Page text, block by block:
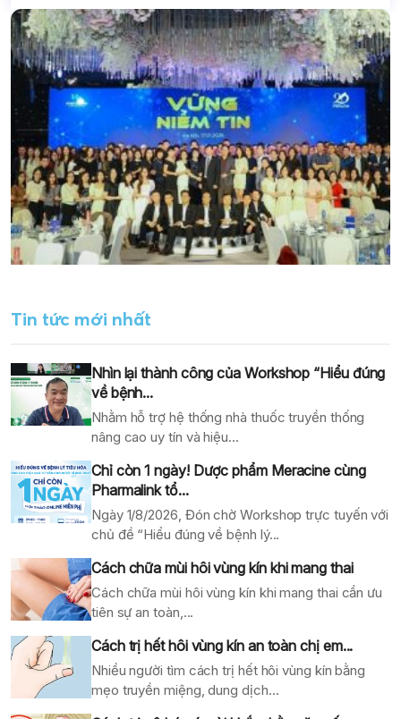
Tin tức mới nhất
Nhìn lại thành công của Workshop “Hiểu đúng
về bệnh...
Nhằm hỗ trợ hệ thống nhà thuốc truyền thống
nâng cao uy tín và hiệu...
Chỉ còn 1 ngày! Dược phẩm Meracine cùng
Pharmalink tổ...
Ngày 1/8/2026, Đón chờ Workshop trực tuyến với
chủ đề “Hiểu đúng về bệnh lý...
Cách chữa mùi hôi vùng kín khi mang thai
Cách chữa mùi hôi vùng kín khi mang thai cần ưu
tiên sự an toàn,...
Cách trị hết hôi vùng kín an toàn chị em...
Nhiều người tìm cách trị hết hôi vùng kín bằng
mẹo truyền miệng, dung dịch...